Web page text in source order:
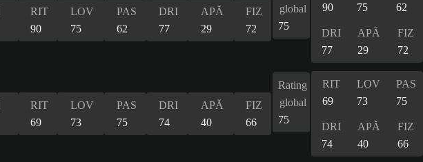
RIT
90
LOV
75
PAS
62
DRI
77
APĂ
29
FIZ
72
global
75
90
75
62
DRI
77
APĂ
29
FIZ
72
RIT
69
LOV
73
PAS
75
DRI
74
APĂ
40
FIZ
66
Rating
global
75
RIT
69
LOV
73
PAS
75
DRI
74
APĂ
40
FIZ
66